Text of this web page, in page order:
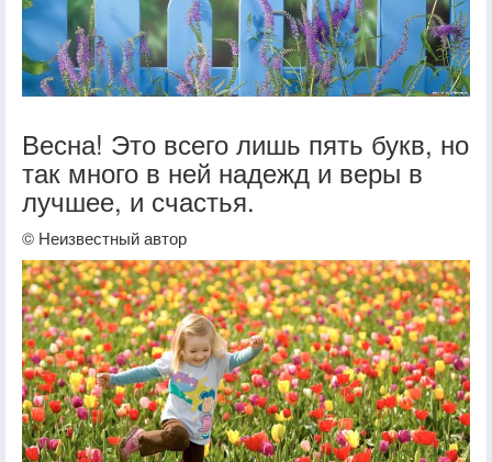
Весна! Это всего лишь пять букв, но
так много в ней надежд и веры в
лучшее, и счастья.
© Неизвестный автор